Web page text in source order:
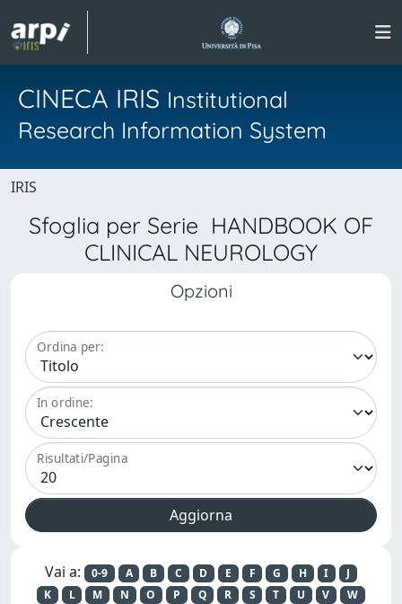
CINECA IRIS Institutional
Research Information System
IRIS
Sfoglia per Serie HANDBOOK OF
CLINICAL NEUROLOGY
Opzioni
Ordina per:
In ordine:
Risultati/Pagina
Vai a: 0-9 A B C D E F G H I
J
K
L M N O P Q R S T U V
W